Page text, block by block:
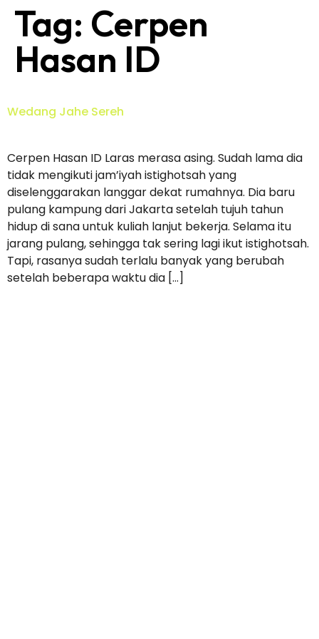
Tag: Cerpen
Hasan ID
Wedang Jahe Sereh
Cerpen Hasan ID Laras merasa asing. Sudah lama dia
tidak mengikuti jam’iyah istighotsah yang
diselenggarakan langgar dekat rumahnya. Dia baru
pulang kampung dari Jakarta setelah tujuh tahun
hidup di sana untuk kuliah lanjut bekerja. Selama itu
jarang pulang, sehingga tak sering lagi ikut istighotsah.
Tapi, rasanya sudah terlalu banyak yang berubah
setelah beberapa waktu dia […]